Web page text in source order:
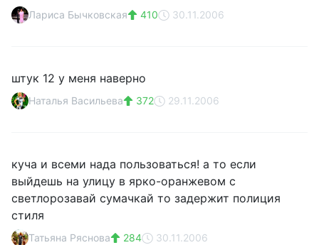
Лариса Бычковская 410 30.11.2006
штук 12 у меня наверно
Наталья Васильева 372 29.11.2006
куча и всеми нада пользоваться! а то если
выйдешь на улицу в ярко-оранжевом с
светлорозавай сумачкай то задержит полиция
стиля
Татьяна Ряснова 284 30.11.2006